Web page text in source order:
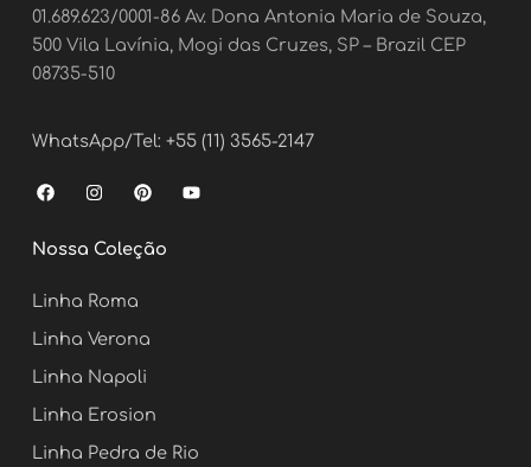
01.689.623/0001-86 Av. Dona Antonia Maria de Souza,
500 Vila Lavínia, Mogi das Cruzes, SP – Brazil CEP
08735-510
WhatsApp/Tel: +55 (11) 3565-2147
F
a
e
b
o
k
I
n
t
a
r
a
m
P
i
t
e
Y
o
Nossa Coleção
Linha Roma
Linha Verona
Linha Napoli
Linha Erosion
Linha Pedra de Rio